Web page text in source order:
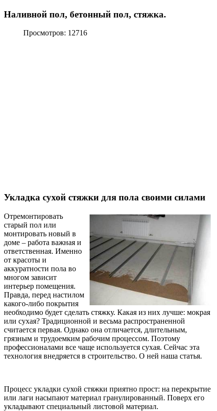
Наливной пол, бетонный пол, стяжка.
Просмотров: 12716
Укладка сухой стяжки для пола своими силами
Отремонтировать
старый пол или
монтировать новый в
доме – работа важная и
ответственная. Именно
от красоты и
аккуратности пола во
многом зависит
интерьер помещения.
Правда, перед настилом
какого-либо покрытия
необходимо будет сделать стяжку. Какая из них лучше: мокрая
или сухая? Традиционной и весьма распространенной
считается первая. Однако она отличается, длительным,
грязным и трудоемким рабочим процессом. Поэтому
профессионалами все чаще используется сухая. Сейчас эта
технология внедряется в строительство. О ней наша статья.
Процесс укладки сухой стяжки приятно прост: на перекрытие
или лаги насыпают материал гранулированный. Поверх его
укладывают специальный листовой материал.